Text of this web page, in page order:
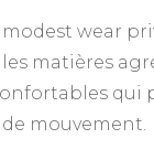
modest wear
matières
qui
mouvement.